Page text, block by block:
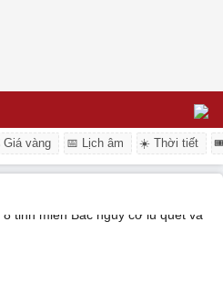
Giá vàng 📅 Lịch âm ☀️ Thời tiết